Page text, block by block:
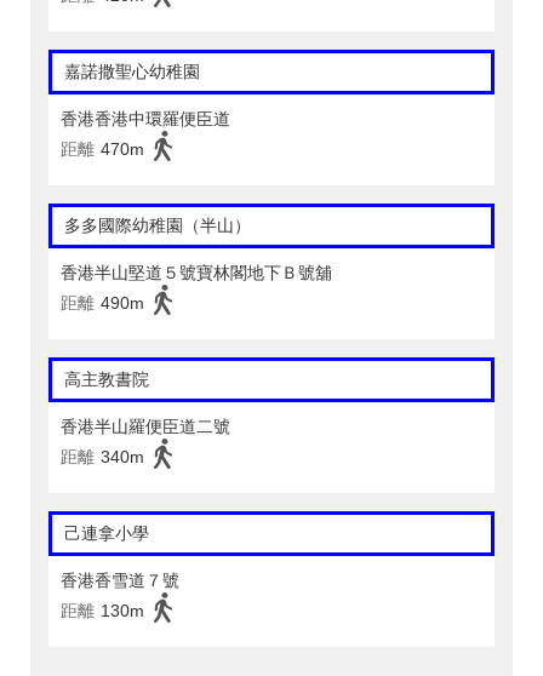
嘉諾撒聖心幼稚園
香港香港中環羅便臣道
距離 470m
多多國際幼稚園（半山）
香港半山堅道５號寶林閣地下Ｂ號舖
距離 490m
高主教書院
香港半山羅便臣道二號
距離 340m
己連拿小學
香港香雪道７號
距離 130m